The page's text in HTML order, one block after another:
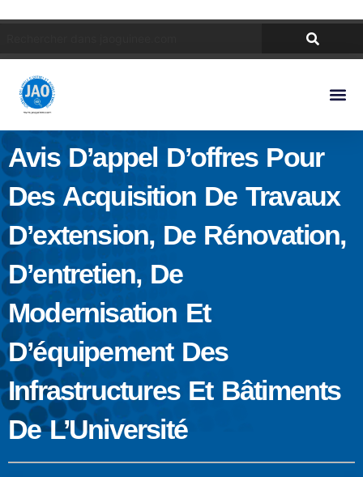
Avis D’appel D’offres Pour
Des Acquisition De Travaux
D’extension, De Rénovation,
D’entretien, De
Modernisation Et
D’équipement Des
Infrastructures Et Bâtiments
De L’Université